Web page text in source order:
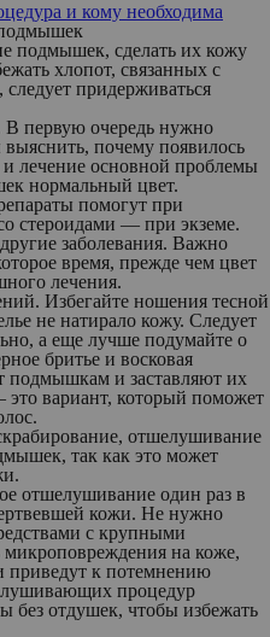
и кому необходима
подмышек, сделать их кожу
хлопот, связанных с
придерживаться
В первую очередь нужно
выяснить, почему появилось
лечение основной проблемы
нормальный цвет.
помогут при
стероидами — при экземе.
заболевания. Важно
время, прежде чем цвет
лечения.
Избегайте ношения тесной
не натирало кожу. Следует
а еще лучше подумайте о
бритье и восковая
подмышкам и заставляют их
это вариант, который поможет
отшелушивание
так как это может
отшелушивание один раз в
кожи. Не нужно
с крупными
на коже,
приведут к потемнению
процедур
без отдушек, чтобы избежать